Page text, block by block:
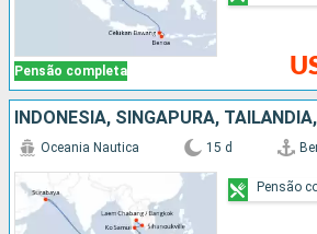
Pensão completa
Oceania Nautica 15 d
Pensão